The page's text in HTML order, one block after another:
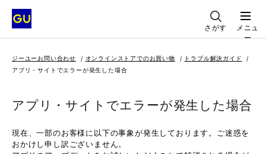
さがす
メニュ
ー
ジーユーお問い合わせ オンラインストアでのお買い物
トラブル解決ガイド
アプリ・サイトでエラーが発生した場合
アプリ・サイトでエラーが発生した場合
現在、一部のお客様に以下の事象が発生しております。ご迷惑を
おかけし申し訳ございません。